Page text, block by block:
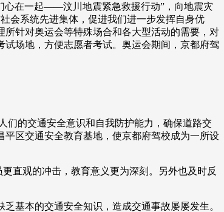
心在一起——汶川地震紧急救援行动”，向地震灾
会系统先进集体，促进我们进一步发挥自身优
针对奥运会等特殊场合和各大型活动的需要，对
场地，方便志愿者考试。奥运会期间，京都府驾
们的交通安全意识和自我防护能力，确保道路交
区交通安全教育基地，使京都府驾校成为一所设
直观的冲击，教育意义更为深刻。另外也及时反
基本的交通安全知识，造成交通事故屡屡发生。